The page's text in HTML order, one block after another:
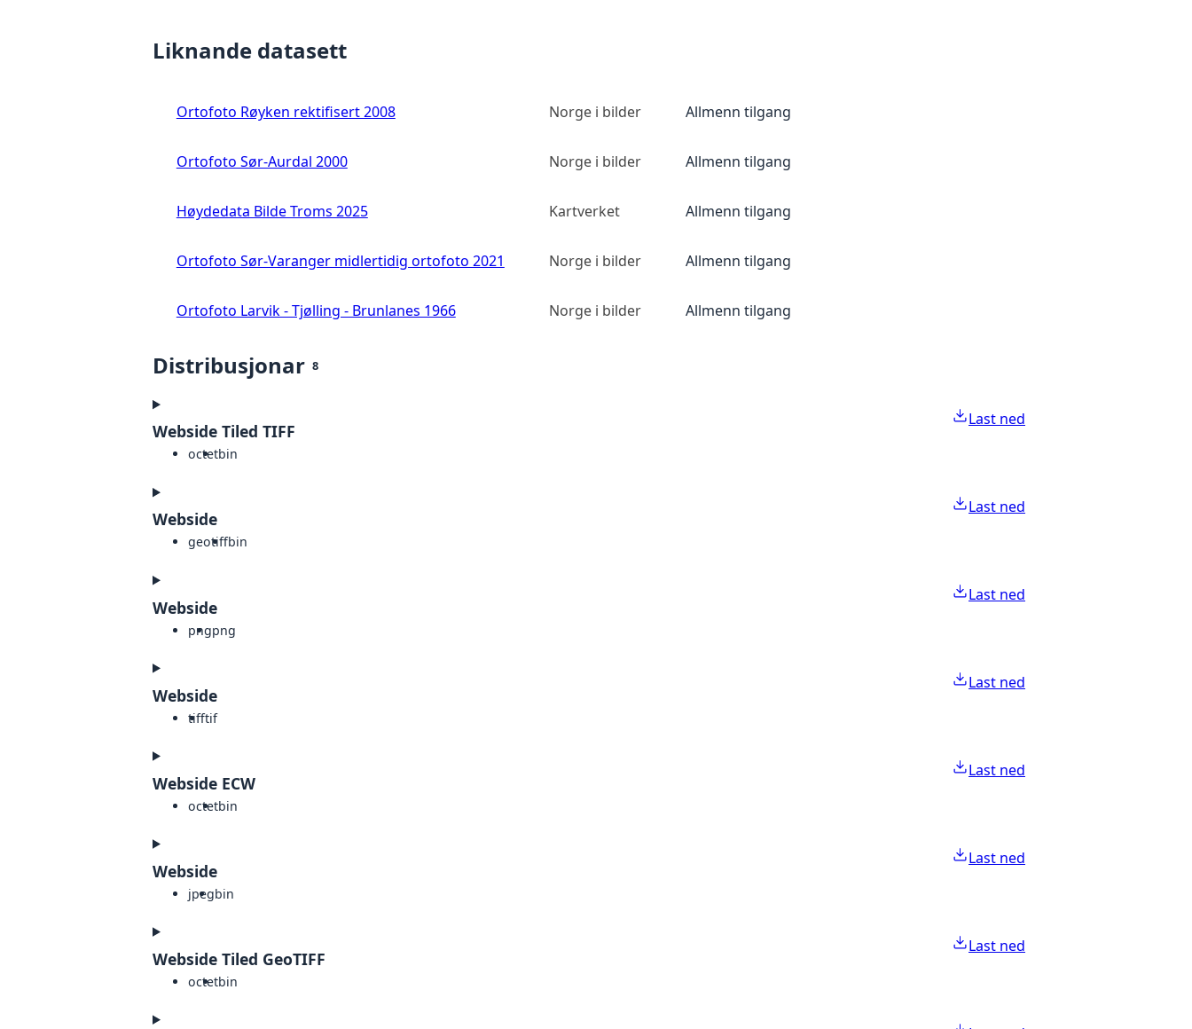
Liknande datasett
Ortofoto Røyken rektifisert 2008 Norge i bilder Allmenn tilgang
Ortofoto Sør-Aurdal 2000 Norge i bilder Allmenn tilgang
Høydedata Bilde Troms 2025 Kartverket Allmenn tilgang
Ortofoto Sør-Varanger midlertidig ortofoto 2021 Norge i bilder Allmenn tilgang
Ortofoto Larvik - Tjølling - Brunlanes 1966 Norge i bilder Allmenn tilgang
Distribusjonar 8
Webside Tiled TIFF
octetbin
Last ned
Webside
geotiffbin
Last ned
Webside
pngpng
Last ned
Webside
tifftif
Last ned
Webside ECW
octetbin
Last ned
Webside
jpegbin
Last ned
Webside Tiled GeoTIFF
octetbin
Last ned